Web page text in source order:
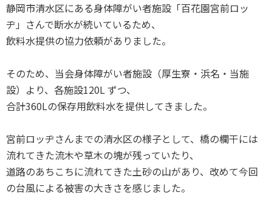
静岡市清水区にある身体障がい者施設「百花園宮前ロッ
ヂ」さんで断水が続いているため、
飲料水提供の協力依頼がありました。
そのため、当会身体障がい者施設（厚生寮・浜名・当施
設）より、各施設120L ずつ、
合計360Lの保存用飲料水を提供してきました。
宮前ロッヂさんまでの清水区の様子として、橋の欄干には
流れてきた流木や草木の塊が残っていたり、
道路のあちこちに流れてきた土砂の山があり、改めて今回
の台風による被害の大きさを感じました。